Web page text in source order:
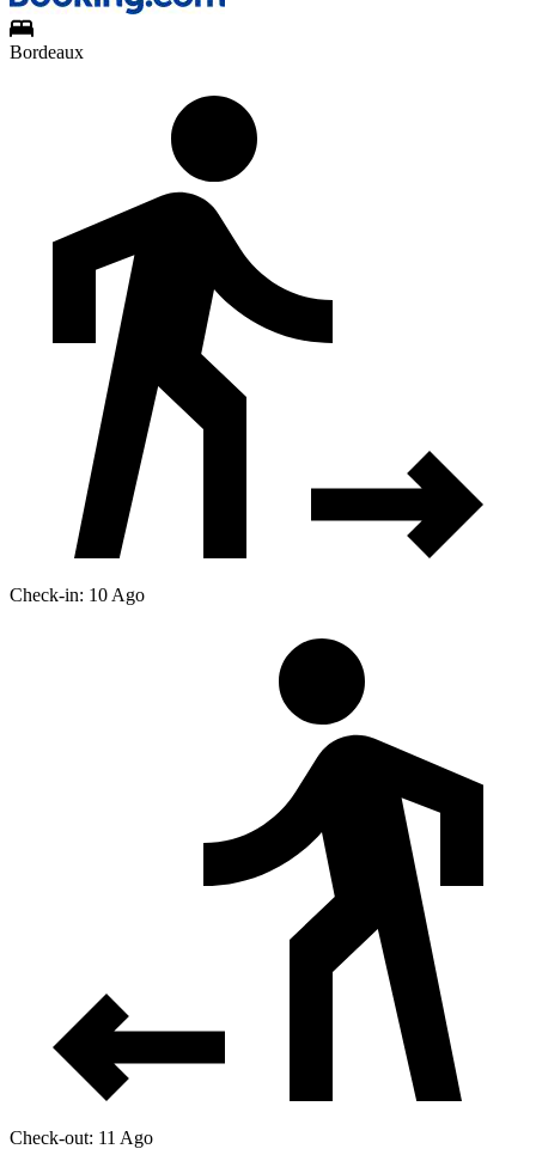
Bordeaux
Check-in: 10 Ago
Check-out: 11 Ago